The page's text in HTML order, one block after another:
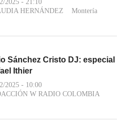
2025 - 21:10
HERNÁNDEZ
Montería
Sánchez Cristo DJ: especial
Ithier
2025 - 10:00
W RADIO COLOMBIA